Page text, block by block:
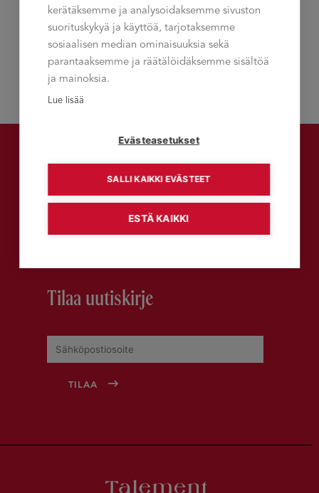
Tilaa kalenteriin
Talement-asiakaslehti
Tilaa uutiskirje
kerätäksemme ja analysoidaksemme sivuston
suorituskykyä ja käyttöä, tarjotaksemme
sosiaalisen median ominaisuuksia sekä
parantaaksemme ja räätälöidäksemme sisältöä
ja mainoksia.
Lue lisää
Evästeasetukset
SALLI KAIKKI EVÄSTEET
ESTÄ KAIKKI